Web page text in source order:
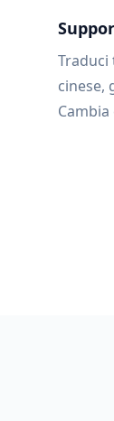
Traduci
cinese,